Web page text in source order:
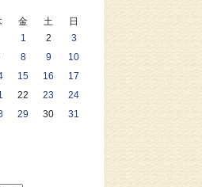
金 土
日
1
2
3
8 9
10
15 16
17
22 23
24
29 30
31